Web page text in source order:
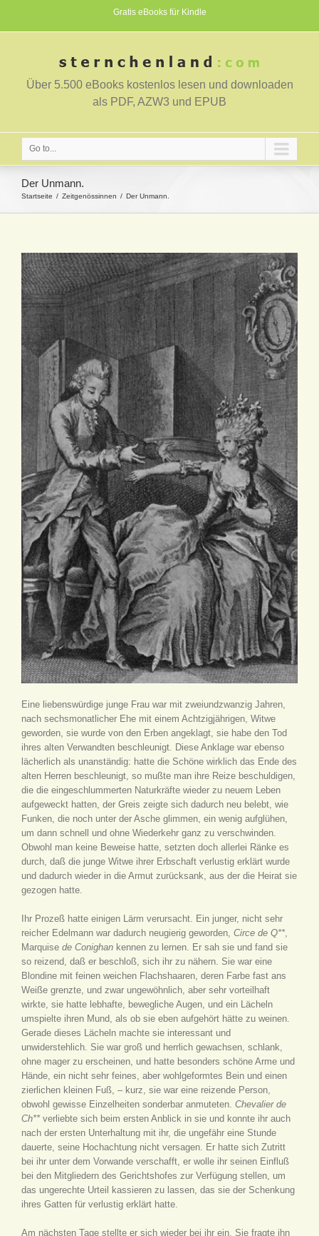
Gratis eBooks für Kindle
Über 5.500 eBooks kostenlos lesen und downloaden
als PDF, AZW3 und EPUB
Go to...
Der Unmann.
Startseite Zeitgenössinnen Der Unmann.
Eine liebenswürdige junge Frau war mit zweiundzwanzig Jahren,
nach sechsmonatlicher Ehe mit einem Achtzigjährigen, Witwe
geworden, sie wurde von den Erben angeklagt, sie habe den Tod
ihres alten Verwandten beschleunigt. Diese Anklage war ebenso
lächerlich als unanständig: hatte die Schöne wirklich das Ende des
alten Herren beschleunigt, so mußte man ihre Reize beschuldigen,
die die eingeschlummerten Naturkräfte wieder zu neuem Leben
aufgeweckt hatten, der Greis zeigte sich dadurch neu belebt, wie
Funken, die noch unter der Asche glimmen, ein wenig aufglühen,
um dann schnell und ohne Wiederkehr ganz zu verschwinden.
Obwohl man keine Beweise hatte, setzten doch allerlei Ränke es
durch, daß die junge Witwe ihrer Erbschaft verlustig erklärt wurde
und dadurch wieder in die Armut zurücksank, aus der die Heirat sie
gezogen hatte.
Ihr Prozeß hatte einigen Lärm verursacht. Ein junger, nicht sehr
reicher Edelmann war dadurch neugierig geworden, Circe de Q**,
Marquise de Conighan kennen zu lernen. Er sah sie und fand sie
so reizend, daß er beschloß, sich ihr zu nähern. Sie war eine
Blondine mit feinen weichen Flachshaaren, deren Farbe fast ans
Weiße grenzte, und zwar ungewöhnlich, aber sehr vorteilhaft
wirkte, sie hatte lebhafte, bewegliche Augen, und ein Lächeln
umspielte ihren Mund, als ob sie eben aufgehört hätte zu weinen.
Gerade dieses Lächeln machte sie interessant und
unwiderstehlich. Sie war groß und herrlich gewachsen, schlank,
ohne mager zu erscheinen, und hatte besonders schöne Arme und
Hände, ein nicht sehr feines, aber wohlgeformtes Bein und einen
zierlichen kleinen Fuß, – kurz, sie war eine reizende Person,
obwohl gewisse Einzelheiten sonderbar anmuteten. Chevalier de
Ch**verliebte sich beim ersten Anblick in sie und konnte ihr auch
nach der ersten Unterhaltung mit ihr, die ungefähr eine Stunde
dauerte, seine Hochachtung nicht versagen. Er hatte sich Zutritt
bei ihr unter dem Vorwande verschafft, er wolle ihr seinen Einfluß
bei den Mitgliedern des Gerichtshofes zur Verfügung stellen, um
das ungerechte Urteil kassieren zu lassen, das sie der Schenkung
ihres Gatten für verlustig erklärt hatte.
Am nächsten Tage stellte er sich wieder bei ihr ein. Sie fragte ihn